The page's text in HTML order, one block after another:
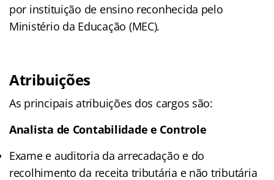
por instituição de ensino reconhecida pelo
Ministério da Educação (MEC).
Atribuições
As principais atribuições dos cargos são:
Analista de Contabilidade e Controle
Exame e auditoria da arrecadação e do
recolhimento da receita tributária e não tributária